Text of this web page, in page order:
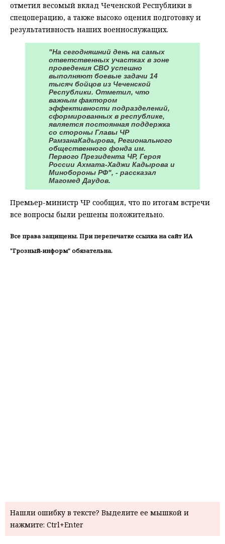
отметил весомый вклад Чеченской Республики в
спецоперацию, а также высоко оценил подготовку и
результативность наших военнослужащих.
"На сегодняшний день на самых
ответственных участках в зоне
проведения СВО успешно
выполняют боевые задачи 14
тысяч бойцов из Чеченской
Республики. Отметил, что
важным фактором
эффективности подразделений,
сформированных в республике,
является постоянная поддержка
со стороны Главы ЧР
РамзанаКадырова, Регионального
общественного фонда им.
Первого Президента ЧР, Героя
России Ахмата-Хаджи Кадырова и
Минобороны РФ", - рассказал
Магомед Даудов.
Премьер-министр ЧР сообщил, что по итогам встречи
все вопросы были решены положительно.
Все права защищены. При перепечатке ссылка на сайт ИА
"Грозный-информ" обязательна.
Нашли ошибку в тексте? Выделите ее мышкой и
нажмите: Ctrl+Enter